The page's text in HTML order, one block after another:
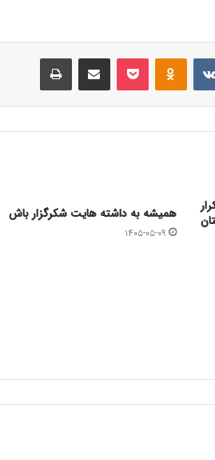
پاکت اشتراک گذاری از طریق ایمیل
همیشه به داشته هایت شکرگزار باش
۱۴۰۵-۰۵-۰۹